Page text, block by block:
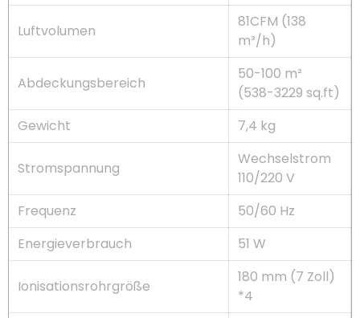
Luftvolumen
81CFM (138
m³/h)
Abdeckungsbereich
50-100 m²
(538-3229 sq.ft)
Gewicht
7,4 kg
Stromspannung
Wechselstrom
110/220 V
Frequenz
50/60 Hz
Energieverbrauch
51 W
Ionisationsrohrgröße
180 mm (7 Zoll)
*4